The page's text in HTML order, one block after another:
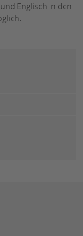
Englisch in den